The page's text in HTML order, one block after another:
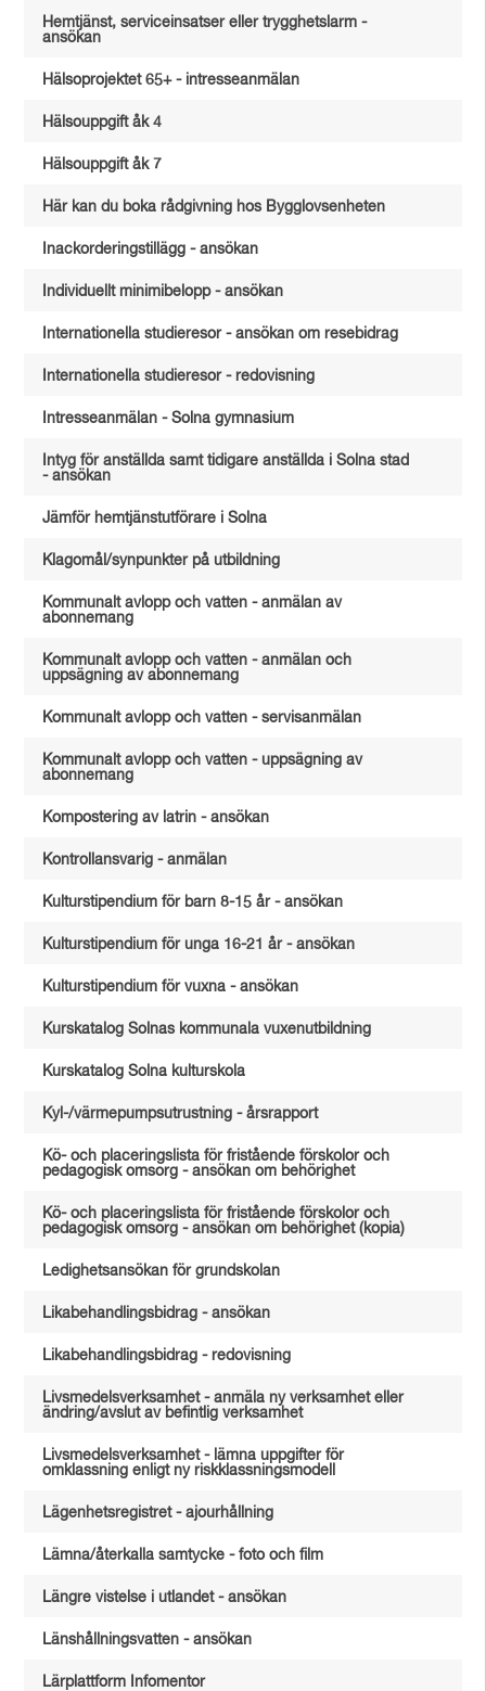
Hemtjänst, serviceinsatser eller trygghetslarm -
ansökan
Hälsoprojektet 65+ - intresseanmälan
Hälsouppgift åk 4
Hälsouppgift åk 7
Här kan du boka rådgivning hos Bygglovsenheten
Inackorderingstillägg - ansökan
Individuellt minimibelopp - ansökan
Internationella studieresor - ansökan om resebidrag
Internationella studieresor - redovisning
Intresseanmälan - Solna gymnasium
Intyg för anställda samt tidigare anställda i Solna stad
- ansökan
Jämför hemtjänstutförare i Solna
Klagomål/synpunkter på utbildning
Kommunalt avlopp och vatten - anmälan av
abonnemang
Kommunalt avlopp och vatten - anmälan och
uppsägning av abonnemang
Kommunalt avlopp och vatten - servisanmälan
Kommunalt avlopp och vatten - uppsägning av
abonnemang
Kompostering av latrin - ansökan
Kontrollansvarig - anmälan
Kulturstipendium för barn 8-15 år - ansökan
Kulturstipendium för unga 16-21 år - ansökan
Kulturstipendium för vuxna - ansökan
Kurskatalog Solnas kommunala vuxenutbildning
Kurskatalog Solna kulturskola
Kyl-/värmepumpsutrustning - årsrapport
Kö- och placeringslista för fristående förskolor och
pedagogisk omsorg - ansökan om behörighet
Kö- och placeringslista för fristående förskolor och
pedagogisk omsorg - ansökan om behörighet (kopia)
Ledighetsansökan för grundskolan
Likabehandlingsbidrag - ansökan
Likabehandlingsbidrag - redovisning
Livsmedelsverksamhet - anmäla ny verksamhet eller
ändring/avslut av befintlig verksamhet
Livsmedelsverksamhet - lämna uppgifter för
omklassning enligt ny riskklassningsmodell
Lägenhetsregistret - ajourhållning
Lämna/återkalla samtycke - foto och film
Längre vistelse i utlandet - ansökan
Länshållningsvatten - ansökan
Lärplattform Infomentor